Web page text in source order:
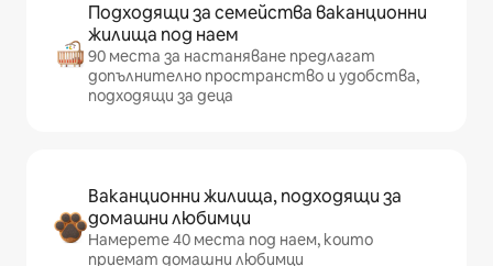
Подходящи за семейства ваканционни
жилища под наем
90 места за настаняване предлагат
допълнително пространство и удобства,
подходящи за деца
Ваканционни жилища, подходящи за
домашни любимци
Намерете 40 места под наем, които
приемат домашни любимци